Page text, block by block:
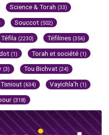
Science & Torah (33)
Souccot (502)
Téfila (2230) Téfilines (356)
(1) Torah et société (1)
(3) Tou Bichvat (24)
Tsniout (634) Vayichla'h (1)
(318)